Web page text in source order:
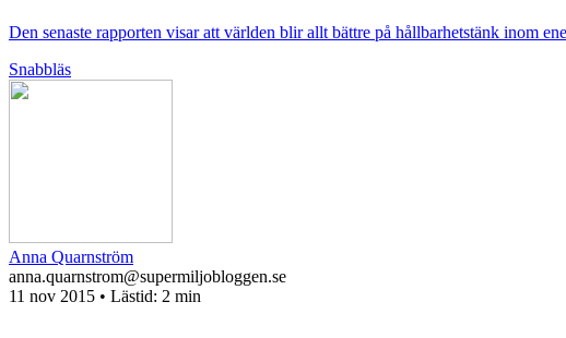
Den senaste rapporten visar att världen blir allt bättre på hållbarhetstänk inom
Snabbläs
Anna Quarnström
anna.quarnstrom@supermiljobloggen.se
11 nov 2015 • Lästid: 2 min